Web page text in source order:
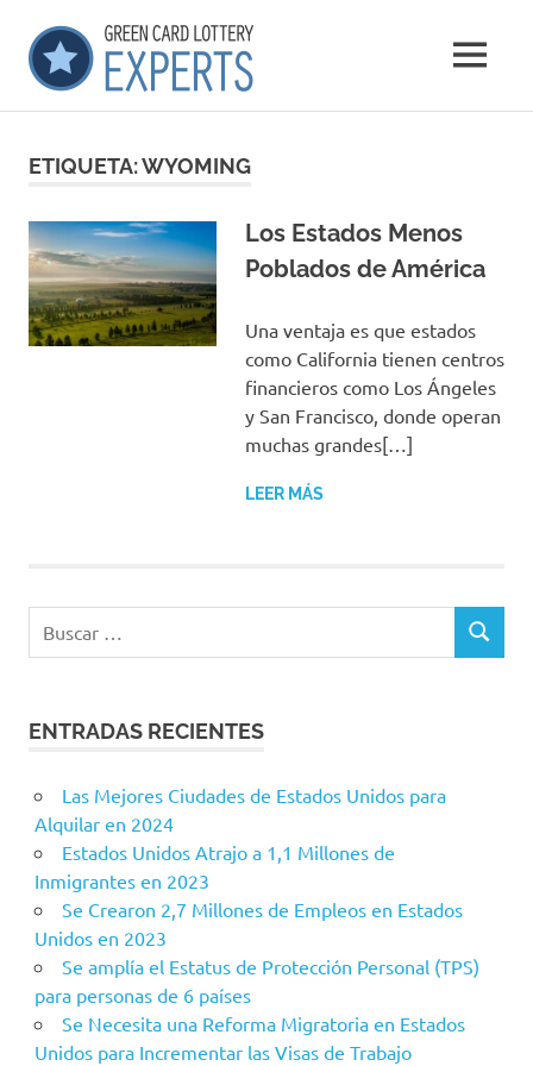
contenido
GCLExperts
Experts
MENÚ
ETIQUETA:WYOMING
Los Estados Menos
Poblados de América
Una ventaja es que estados
como California tienen centros
financieros como Los Ángeles
y San Francisco, donde operan
muchas grandes[…]
LEER MÁS
BUSCAR
ENTRADAS RECIENTES
Las Mejores Ciudades de Estados Unidos para
Alquilar en 2024
Estados Unidos Atrajo a 1,1 Millones de
Inmigrantes en 2023
Se Crearon 2,7 Millones de Empleos en Estados
Unidos en 2023
Se amplía el Estatus de Protección Personal (TPS)
para personas de 6 países
Se Necesita una Reforma Migratoria en Estados
Unidos para Incrementar las Visas de Trabajo